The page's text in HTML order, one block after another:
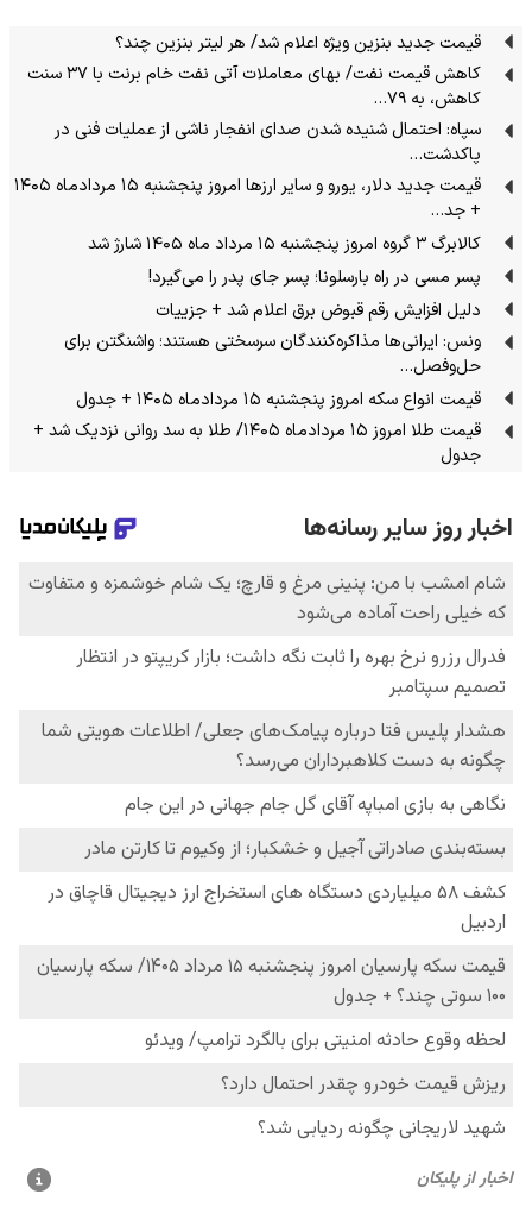
قیمت جدید بنزین ویژه اعلام شد/ هر لیتر بنزین چند؟
کاهش قیمت نفت/ بهای معاملات آتی نفت خام برنت با ۳۷ سنت
کاهش، به ۷۹…
سپاه: احتمال شنیده شدن صدای انفجار ناشی از عملیات فنی در
پاکدشت…
قیمت جدید دلار، یورو و سایر ارزها امروز پنجشنبه ۱۵ مردادماه ۱۴۰۵
+ جد…
کالابرگ ۳ گروه امروز پنجشنبه ۱۵ مرداد ماه ۱۴۰۵ شارژ شد
پسر مسی در راه بارسلونا؛ پسر جای پدر را می‌گیرد!
دلیل افزایش رقم قبوض برق اعلام شد + جزییات
ونس: ایرانی‌ها مذاکره‌کنندگان سرسختی هستند؛ واشنگتن برای
حل‌وفصل…
قیمت انواع سکه امروز پنجشنبه ۱۵ مردادماه ۱۴۰۵ + جدول
قیمت طلا امروز ۱۵ مردادماه ۱۴۰۵/ طلا به سد روانی نزدیک شد +
جدول